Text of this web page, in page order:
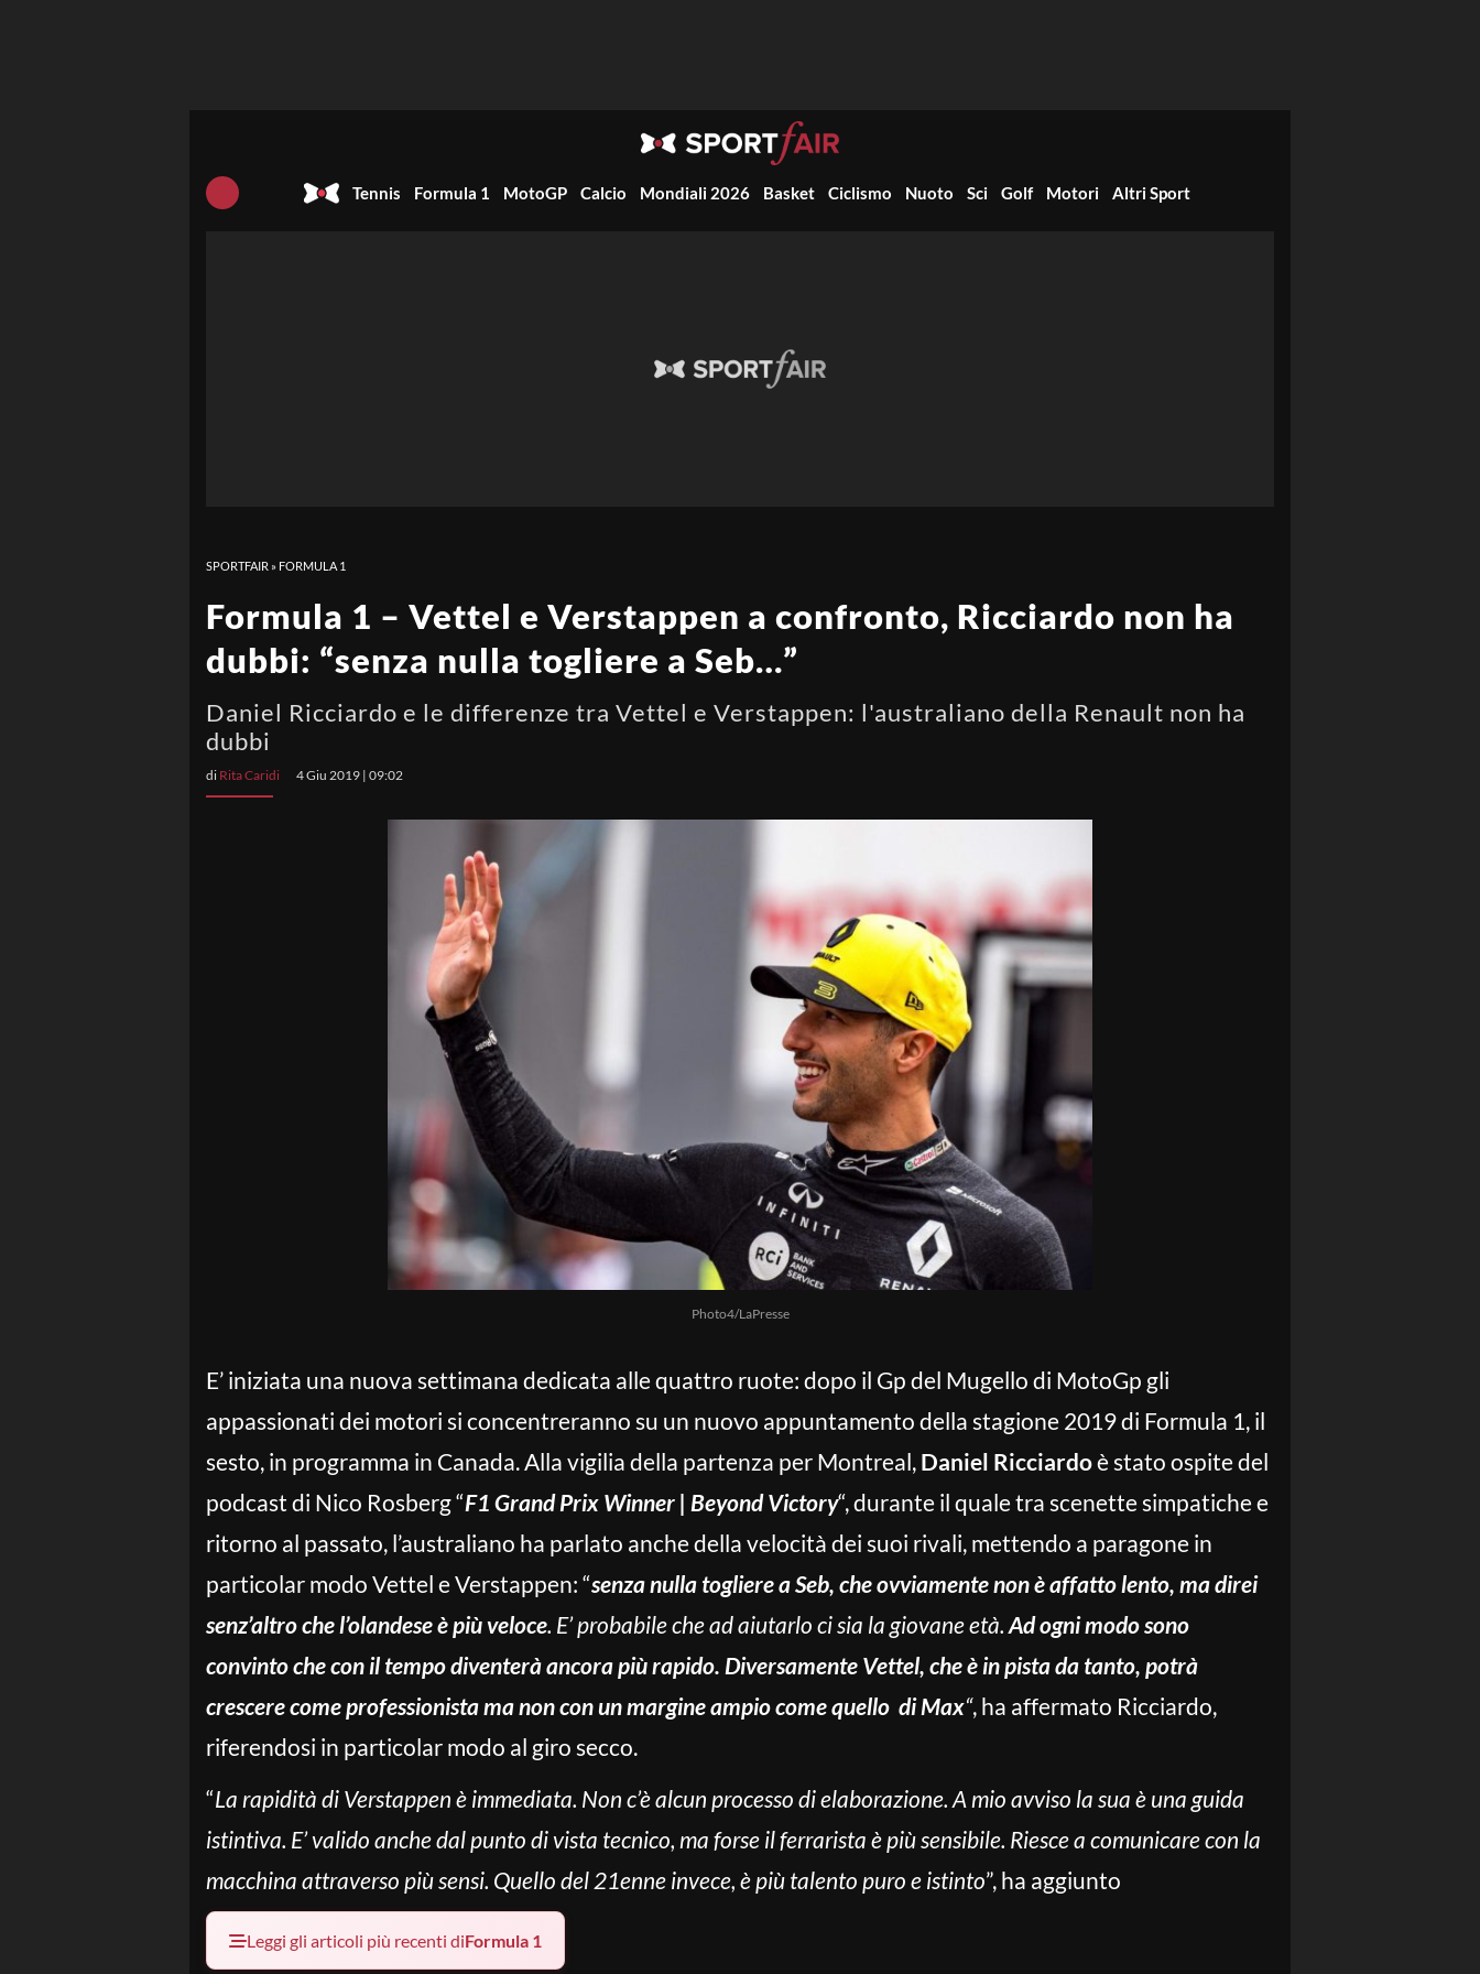
Tennis Formula 1 MotoGP Calcio Mondiali 2026 Basket Ciclismo Nuoto Sci Golf Motori Altri Sport
SPORTFAIR » FORMULA 1
Formula 1 – Vettel e Verstappen a confronto, Ricciardo non ha
dubbi: “senza nulla togliere a Seb…”
Daniel Ricciardo e le differenze tra Vettel e Verstappen: l'australiano della Renault non ha
dubbi
di Rita Caridi 4 Giu 2019 | 09:02
Photo4/LaPresse
E’ iniziata una nuova settimana dedicata alle quattro ruote: dopo il Gp del Mugello di MotoGp gli
appassionati dei motori si concentreranno su un nuovo appuntamento della stagione 2019 di Formula 1, il
sesto, in programma in Canada. Alla vigilia della partenza per Montreal, Daniel Ricciardoè stato ospite del
podcast di Nico Rosberg “F1 Grand Prix Winner | Beyond Victory“, durante il quale tra scenette simpatiche e
ritorno al passato, l’australiano ha parlato anche della velocità dei suoi rivali, mettendo a paragone in
particolar modo Vettel e Verstappen: “senza nulla togliere a Seb, che ovviamente non è affatto lento, ma direi
senz’altro che l’olandese è più veloce. E’ probabile che ad aiutarlo ci sia la giovane età. Ad ogni modo sono
convinto che con il tempo diventerà ancora più rapido. Diversamente Vettel, che è in pista da tanto, potrà
crescere come professionista ma non con un margine ampio come quello di Max“, ha affermato Ricciardo,
riferendosi in particolar modo al giro secco.
“La rapidità di Verstappen è immediata. Non c’è alcun processo di elaborazione. A mio avviso la sua è una guida
istintiva. E’ valido anche dal punto di vista tecnico, ma forse il ferrarista è più sensibile. Riesce a comunicare con la
macchina attraverso più sensi. Quello del 21enne invece, è più talento puro e istinto”, ha aggiunto
Leggi gli articoli più recenti diFormula 1